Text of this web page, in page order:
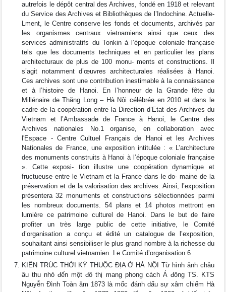
autrefois le dépôt central des Archives, fondé en 1918 et relevant
du Service des Archives et Bibliothèques de l’Indochine. Actuelle-
Lment, le Centre conserve les fonds et documents, archivés par
les organismes centraux vietnamiens ainsi que ceux des
services administratifs du Tonkin à l’époque coloniale française
tels que les documents techniques et en particulier les plans
architecturaux de plus de 100 monu- ments et constructions. Il
s’agit notamment d’œuvres architecturales réalisées à Hanoi.
Ces archives sont une contribution inestimable à la connaissance
et à l’histoire de Hanoi. En l’honneur de la Grande fête du
Millénaire de Thăng Long – Hà Nội célébrée en 2010 et dans le
cadre de la coopération entre la Direction d’Etat des Archives du
Vietnam et l’Ambassade de France à Hanoi, le Centre des
Archives nationales No.1 organise, en collaboration avec
l'Espace - Centre Cultuel Français de Hanoi et les Archives
Nationales de France, une exposition intitulée : « L’architecture
des monuments construits à Hanoi à l’époque coloniale française
». Cette exposi- tion illustre une coopération dynamique et
fructueuse entre le Vietnam et la France dans le do- maine de la
préservation et de la valorisation des archives. Ainsi, l’exposition
présentera 32 monuments et constructions sélectionnées parmi
les nombreux documents. 54 plans et 14 photos mettront en
lumière ce patrimoine culturel de Hanoi. Dans le but de faire
profiter un très large public de cette initiative, le Comité
d’organisation a conçu et édité un catalogue de l’exposition,
souhaitant ainsi sensibiliser le plus grand nombre à la richesse du
patrimoine culturel vietnamien. Le Comité d’organisation 6
KIẾN TRÚC THỜI KỲ THUỘC ĐỊA Ở HÀ NỘI Từ hình ảnh châu
âu thu nhỏ đến một đô thị mang phong cách Á đông TS. KTS
Nguyễn Đình Toàn ăm 1873 là mốc đánh dấu sự xâm chiếm Hà